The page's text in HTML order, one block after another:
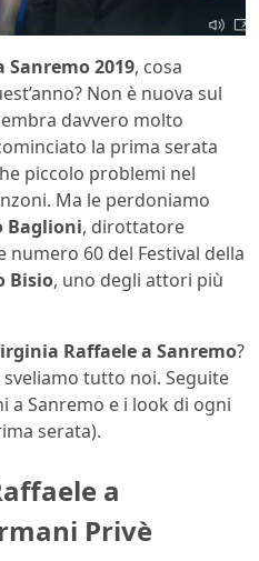
2019, cosa
Non è nuova sul
davvero molto
la prima serata
piccolo problemi nel
Ma le perdoniamo
Baglioni, dirottatore
numero 60 del Festival della
Bisio, uno degli attori più
Raffaele a Sanremo?
tutto noi. Seguite
a Sanremo e i look di ogni
serata).
a
Privè